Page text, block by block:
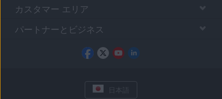
カスタマー エリア
パートナーとビジネス
日本語